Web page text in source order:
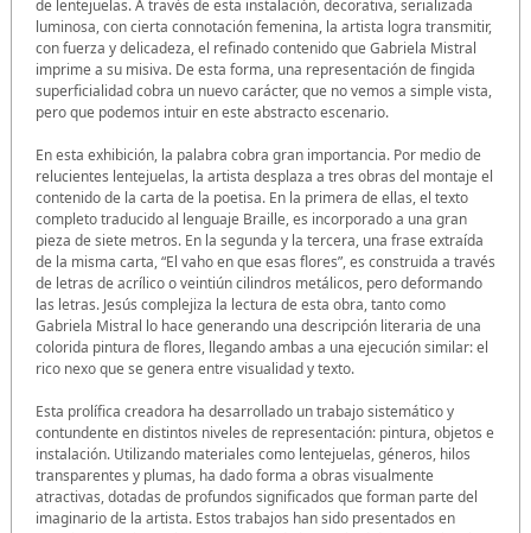
de lentejuelas. A través de esta instalación, decorativa, serializada
luminosa, con cierta connotación femenina, la artista logra transmitir,
con fuerza y delicadeza, el refinado contenido que Gabriela Mistral
imprime a su misiva. De esta forma, una representación de fingida
superficialidad cobra un nuevo carácter, que no vemos a simple vista,
pero que podemos intuir en este abstracto escenario.
En esta exhibición, la palabra cobra gran importancia. Por medio de
relucientes lentejuelas, la artista desplaza a tres obras del montaje el
contenido de la carta de la poetisa. En la primera de ellas, el texto
completo traducido al lenguaje Braille, es incorporado a una gran
pieza de siete metros. En la segunda y la tercera, una frase extraída
de la misma carta, “El vaho en que esas flores”, es construida a través
de letras de acrílico o veintiún cilindros metálicos, pero deformando
las letras. Jesús complejiza la lectura de esta obra, tanto como
Gabriela Mistral lo hace generando una descripción literaria de una
colorida pintura de flores, llegando ambas a una ejecución similar: el
rico nexo que se genera entre visualidad y texto.
Esta prolífica creadora ha desarrollado un trabajo sistemático y
contundente en distintos niveles de representación: pintura, objetos e
instalación. Utilizando materiales como lentejuelas, géneros, hilos
transparentes y plumas, ha dado forma a obras visualmente
atractivas, dotadas de profundos significados que forman parte del
imaginario de la artista. Estos trabajos han sido presentados en